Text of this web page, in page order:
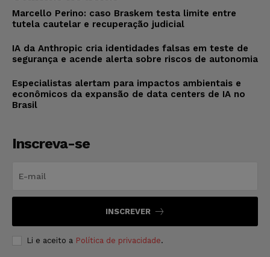
Marcello Perino: caso Braskem testa limite entre
tutela cautelar e recuperação judicial
IA da Anthropic cria identidades falsas em teste de
segurança e acende alerta sobre riscos de autonomia
Especialistas alertam para impactos ambientais e
econômicos da expansão de data centers de IA no
Brasil
Inscreva-se
INSCREVER
Li e aceito a Política de privacidade.